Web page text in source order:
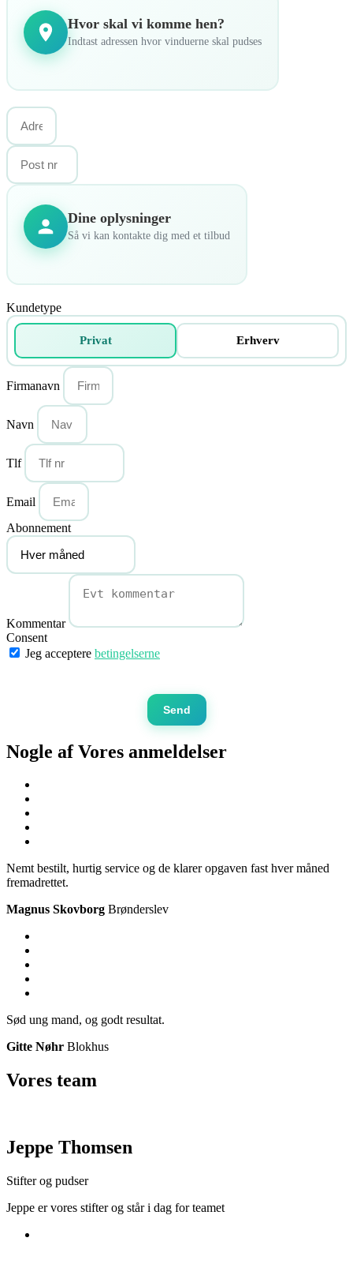
Hvor skal vi komme hen?
Indtast adressen hvor vinduerne skal pudses
Dine oplysninger
Så vi kan kontakte dig med et tilbud
Kundetype
Privat Erhverv
Firmanavn
Navn
Tlf
Email
Abonnement
Kommentar
Consent
Jeg acceptere betingelserne
Send
Nogle af Vores anmeldelser
Nemt bestilt, hurtig service og de klarer opgaven fast hver måned
fremadrettet.
Magnus Skovborg Brønderslev
Sød ung mand, og godt resultat.
Gitte Nøhr Blokhus
Vores team
Jeppe Thomsen
Stifter og pudser
Jeppe er vores stifter og står i dag for teamet